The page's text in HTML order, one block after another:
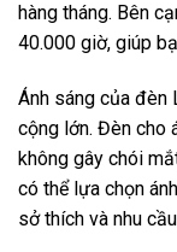
hàng tháng. Bên
40.000 giờ, giúp
Ánh sáng của đèn
cộng lớn. Đèn cho
không gây chói
có thể lựa chọn
sở thích và nhu